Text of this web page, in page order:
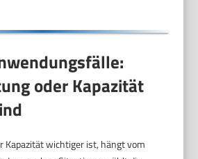
oder Kapazität
Kapazität wichtiger ist, hängt vom